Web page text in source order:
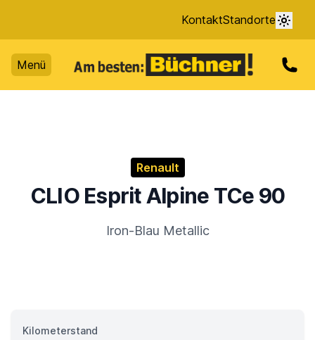
KontaktStandorte
Menü
Renault
CLIO Esprit Alpine TCe 90
Iron-Blau Metallic
Kilometerstand